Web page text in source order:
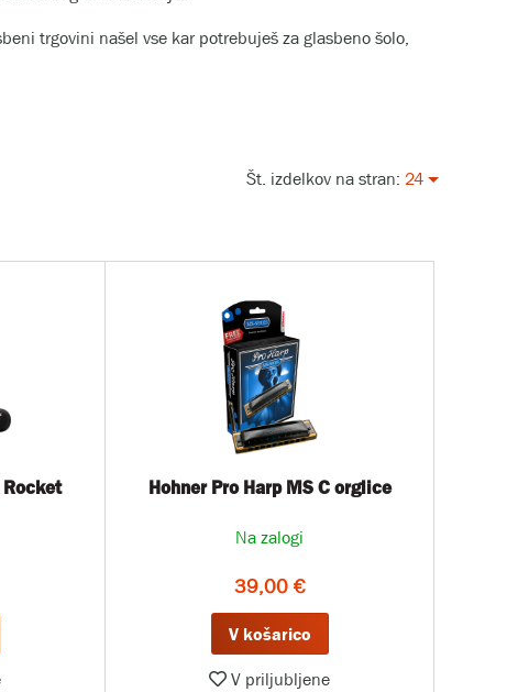
trgovini našel vse kar potrebuješ za glasbeno šolo,
Št. izdelkov na stran: 24
Hohner Pro Harp MS C orglice
Na zalogi
39,00 €
V košarico
V priljubljene